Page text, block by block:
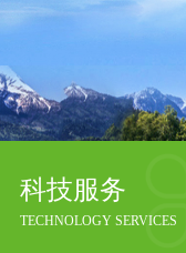
科技服务
TECHNOLOGY SERVICES